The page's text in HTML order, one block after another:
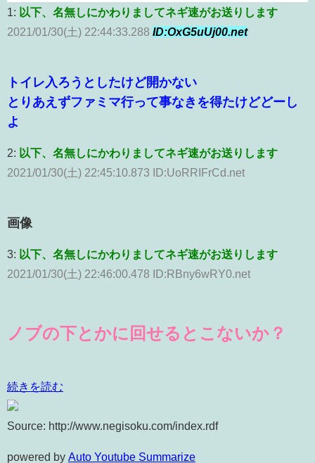
1: 以下、名無しにかわりましてネギ速がお送りします
2021/01/30(土) 22:44:33.288 ID:OxG5uUj00.net
トイレ入ろうとしたけど開かない
とりあえずファミマ行って事なきを得たけどどーし
よ
2: 以下、名無しにかわりましてネギ速がお送りします
2021/01/30(土) 22:45:10.873 ID:UoRRIFrCd.net
画像
3: 以下、名無しにかわりましてネギ速がお送りします
2021/01/30(土) 22:46:00.478 ID:RBny6wRY0.net
ノブの下とかに回せるとこないか？
続きを読む
Source: http://www.negisoku.com/index.rdf
powered by Auto Youtube Summarize